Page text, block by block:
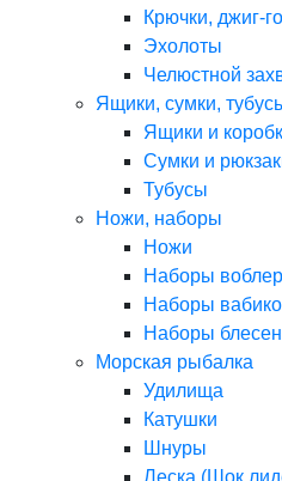
Крючки, джиг-
Эхолоты
Челюстной
Ящики, сумки,
Ящики и
Сумки и
Тубусы
Ножи, наборы
Ножи
Наборы
Наборы
Наборы блесен
Морская рыбалка
Удилища
Катушки
Шнуры
Леска (Шок